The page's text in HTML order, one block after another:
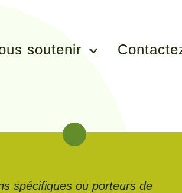
soutenir
spécifiques ou porteurs de